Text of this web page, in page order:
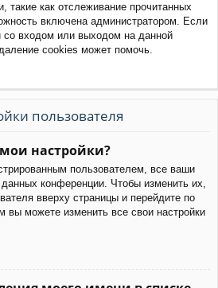
такие как отслеживание прочитанных
включена администратором. Если
со входом или выходом на данной
cookies может помочь.
пользователя
настройки?
пользователем, все ваши
данных конференции. Чтобы изменить их,
вверху страницы и перейдите по
вы можете изменить все свои настройки